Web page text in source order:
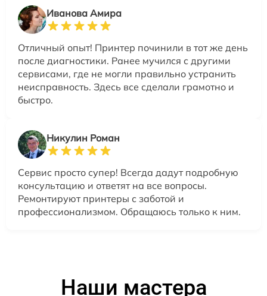
Иванова Амира
Отличный опыт! Принтер починили в тот же день
после диагностики. Ранее мучился с другими
сервисами, где не могли правильно устранить
неисправность. Здесь все сделали грамотно и
быстро.
Никулин Роман
Сервис просто супер! Всегда дадут подробную
консультацию и ответят на все вопросы.
Ремонтируют принтеры с заботой и
профессионализмом. Обращаюсь только к ним.
Наши мастера